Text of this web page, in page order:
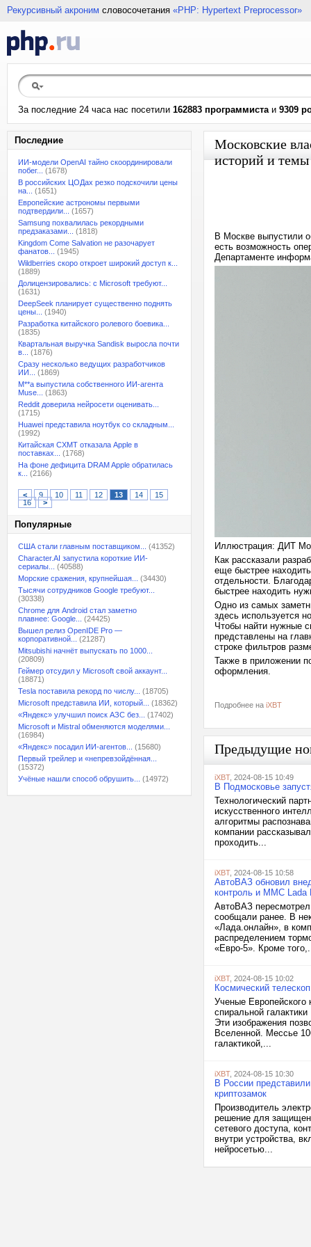
Рекурсивный акроним словосочетания «PHP: Hypertext Preprocessor»
За последние 24 часа нас посетили 162883 программистаи 9309
Последние
ИИ-модели OpenAI тайно скоординировали
побег...
(1678)
В российских ЦОДах резко подскочили цены
на...
(1651)
Европейские астрономы первыми
подтвердили...
(1657)
Samsung похвалилась рекордными
предзаказами...
(1818)
Kingdom Come Salvation не разочарует
фанатов...
(1945)
Wildberries скоро откроет широкий доступ к...
(1889)
Долицензировались: с Microsoft требуют...
(1631)
DeepSeek планирует существенно поднять
цены...
(1940)
Разработка китайского ролевого боевика...
(1835)
Квартальная выручка Sandisk выросла почти
в...
(1876)
Сразу несколько ведущих разработчиков
ИИ...
(1869)
M**a выпустила собственного ИИ-агента
Muse...
(1863)
Reddit доверила нейросети оценивать...
(1715)
Huawei представила ноутбук со складным...
(1992)
Китайская CXMT отказала Apple в
поставках...
(1768)
На фоне дефицита DRAM Apple обратилась
к...
(2166)
< 9 10 11 12 13 14
15
16
>
Популярные
США стали главным поставщиком...
(41352)
Character.AI запустила короткие ИИ-
сериалы...
(40588)
Морские сражения, крупнейшая...
(34430)
Тысячи сотрудников Google требуют...
(30338)
Chrome для Android стал заметно
плавнее: Google...
(24425)
Вышел релиз OpenIDE Pro —
корпоративной...
(21287)
Mitsubishi начнёт выпускать по 1000...
(20809)
Геймер отсудил у Microsoft свой аккаунт...
(18871)
Tesla поставила рекорд по числу...
(18705)
Microsoft представила ИИ, который...
(18362)
«Яндекс» улучшил поиск АЗС без...
(17402)
Microsoft и Mistral обменяются моделями...
(16984)
«Яндекс» посадил ИИ-агентов...
(15680)
Первый трейлер и «непревзойдённая...
(15372)
Учёные нашли способ обрушить...
(14972)
Московские
историй и
В Москве выпустили
есть возможность
Департаменте
Иллюстрация: ДИТ
Как рассказали
еще быстрее
отдельности.
быстрее находить
Одно из самых
здесь используется
Чтобы найти нужные
представлены на
строке фильтров
Также в приложении
оформления.
Подробнее на iXBT
Предыдущие
iXBT, 2024-08-15 10:49
В Подмосковье
Технологический
искусственного
алгоритмы
компании
проходить...
iXBT, 2024-08-15 10:58
АвтоВАЗ обновил
контроль и ММС Lada
АвтоВАЗ
сообщали ранее. В
«Лада.онлайн», в
распределением
«Евро-5». Кроме
iXBT, 2024-08-15 10:02
Космический
Ученые Европейского
спиральной
Эти изображения
Вселенной. Мессье
галактикой,...
iXBT, 2024-08-15 10:30
В России
криптозамок
Производитель
решение для
сетевого доступа,
внутри устройства,
нейросетью...